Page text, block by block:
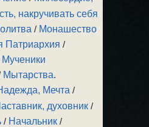
накручивать себя
/ Монашество
Патриархия /
Мученики
Мытарства.
Мечта /
духовник /
/ Начальник /